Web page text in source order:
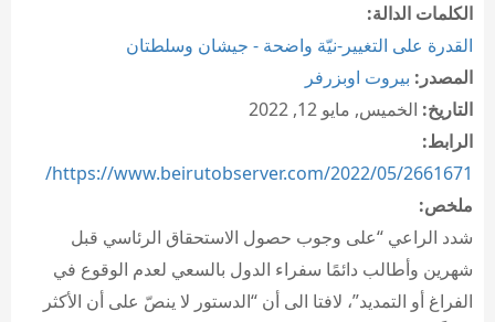
الكلمات الدالة:
القدرة على التغيير-نيّة واضحة - جيشان وسلطتان
المصدر: بيروت اوبزرفر
التاريخ: الخميس, مايو 12, 2022
الرابط:
https://www.beirutobserver.com/2022/05/2661671/
ملخص:
شدد الراعي “على وجوب حصول الاستحقاق الرئاسي قبل
شهرين وأطالب دائمًا سفراء الدول بالسعي لعدم الوقوع في
الفراغ أو التمديد”، لافتا الى أن “الدستور لا ينصّ على أن الأكثر